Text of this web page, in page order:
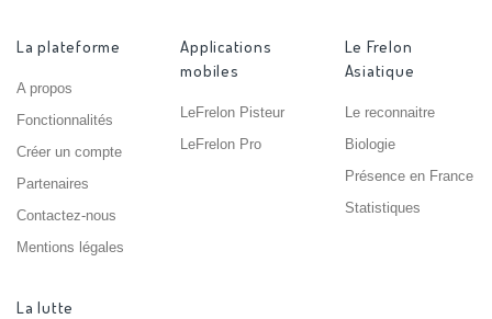
La plateforme
A propos
Fonctionnalités
Créer un compte
Partenaires
Contactez-nous
Mentions légales
Applications
mobiles
LeFrelon Pisteur
LeFrelon Pro
Le Frelon
Asiatique
Le reconnaitre
Biologie
Présence en France
Statistiques
La lutte